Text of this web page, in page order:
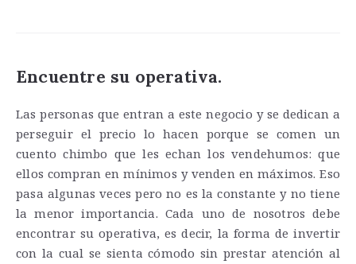
Encuentre su operativa.
Las personas que entran a este negocio y se dedican a
perseguir el precio lo hacen porque se comen un
cuento chimbo que les echan los vendehumos: que
ellos compran en mínimos y venden en máximos. Eso
pasa algunas veces pero no es la constante y no tiene
la menor importancia. Cada uno de nosotros debe
encontrar su operativa, es decir, la forma de invertir
con la cual se sienta cómodo sin prestar atención al